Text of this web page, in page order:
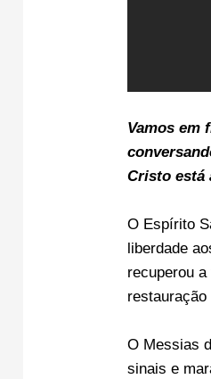
Vamos em
Cristo está
O Espírito
liberdade
recuperou
O Messias
sinais e